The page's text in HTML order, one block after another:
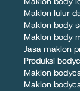
Maklon lulur
Maklon body
Maklon body
Jasa maklon
Produksi
Maklon
Maklon